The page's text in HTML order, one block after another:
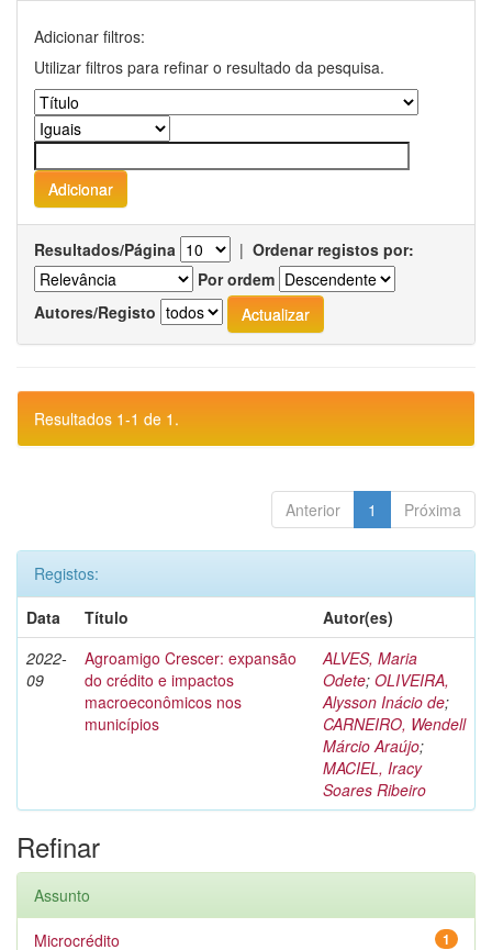
Adicionar filtros:
Utilizar filtros para refinar o resultado da pesquisa.
Resultados/Página | Ordenar registos por:
Por ordem
Autores/Registo
Resultados 1-1 de 1.
Anterior 1 Próxima
Registos:
Data
Título
Autor(es)
2022-
09
Agroamigo Crescer: expansão
do crédito e impactos
macroeconômicos nos
municípios
ALVES, Maria
Odete; OLIVEIRA,
Alysson Inácio de;
CARNEIRO, Wendell
Márcio Araújo;
MACIEL, Iracy
Soares Ribeiro
Refinar
Assunto
1
Microcrédito